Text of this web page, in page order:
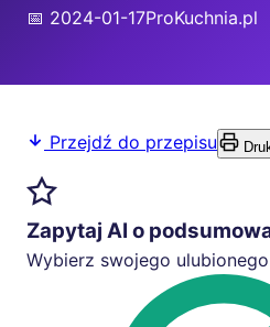
📅 2024-01-17ProKuchnia.pl
Przejdź do przepisu
Zapytaj AI o
Wybierz swojego